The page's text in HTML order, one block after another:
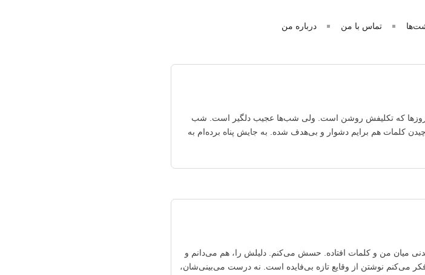
تماس با من درباره من
روزها که تکلیفش روشن است. ولی شب‌ها عجیب دلگیر است. شب
کلمات هم برایم دشوار و بی‌هدف شده. به جایش پناه برده‌ام به
میان من و کلمات افتاده. حسش می‌کنم. دلیلش را، هم می‌دانم و
می‌کنم نوشتن از وقایع تازه بی‌فایده‌ است. نه درست می‌بینی‌شان،